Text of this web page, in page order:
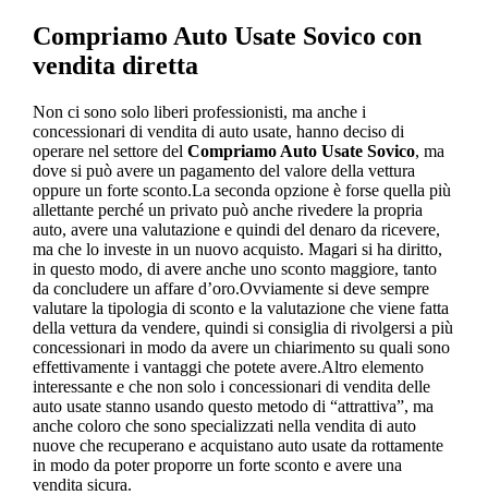
Compriamo Auto Usate Sovico con
vendita diretta
Non ci sono solo liberi professionisti, ma anche i
concessionari di vendita di auto usate, hanno deciso di
operare nel settore del Compriamo Auto Usate Sovico, ma
dove si può avere un pagamento del valore della vettura
oppure un forte sconto.La seconda opzione è forse quella più
allettante perché un privato può anche rivedere la propria
auto, avere una valutazione e quindi del denaro da ricevere,
ma che lo investe in un nuovo acquisto. Magari si ha diritto,
in questo modo, di avere anche uno sconto maggiore, tanto
da concludere un affare d’oro.Ovviamente si deve sempre
valutare la tipologia di sconto e la valutazione che viene fatta
della vettura da vendere, quindi si consiglia di rivolgersi a più
concessionari in modo da avere un chiarimento su quali sono
effettivamente i vantaggi che potete avere.Altro elemento
interessante e che non solo i concessionari di vendita delle
auto usate stanno usando questo metodo di “attrattiva”, ma
anche coloro che sono specializzati nella vendita di auto
nuove che recuperano e acquistano auto usate da rottamente
in modo da poter proporre un forte sconto e avere una
vendita sicura.